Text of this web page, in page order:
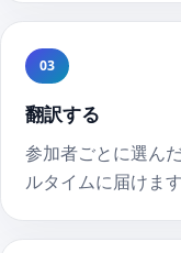
03
翻訳する
参加者ごとに選ん
ルタイムに届けます